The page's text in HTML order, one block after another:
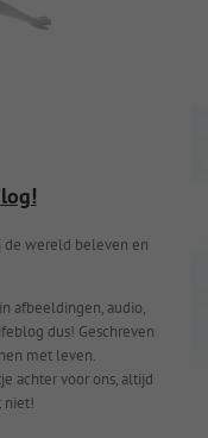
de wereld beleven en
afbeeldingen, audio,
dus! Geschreven
met leven.
achter voor ons, altijd
niet!